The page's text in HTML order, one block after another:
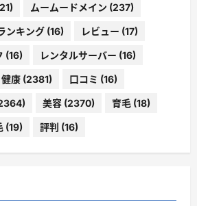
ムームードメイン (237)
ンキング (16) レビュー (17)
(16) レンタルサーバー (16)
健康 (2381) 口コミ (16)
美容 (2370) 育毛 (18)
(19) 評判 (16)